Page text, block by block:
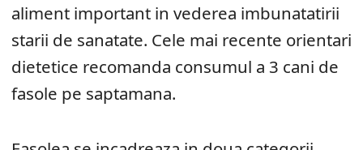
aliment important in vederea imbunatatirii
starii de sanatate. Cele mai recente orientari
dietetice recomanda consumul a 3 cani de
fasole pe saptamana.